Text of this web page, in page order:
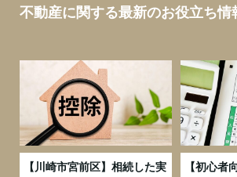
不動産に関する最新のお役立ち情
【川崎市宮前区】相続した実
【初心者